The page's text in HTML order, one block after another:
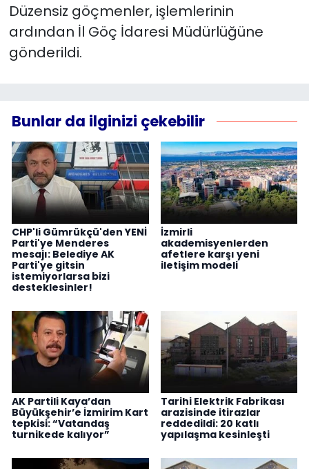
Düzensiz göçmenler, işlemlerinin
ardından İl Göç İdaresi Müdürlüğüne
gönderildi.
Bunlar da ilginizi çekebilir
CHP'li Gümrükçü'den YENİ
Parti'ye Menderes
mesajı: Belediye AK
Parti'ye gitsin
istemiyorlarsa bizi
desteklesinler!
İzmirli
akademisyenlerden
afetlere karşı yeni
iletişim modeli
AK Partili Kaya’dan
Büyükşehir’e İzmirim Kart
tepkisi: “Vatandaş
turnikede kalıyor”
Tarihi Elektrik Fabrikası
arazisinde itirazlar
reddedildi: 20 katlı
yapılaşma kesinleşti